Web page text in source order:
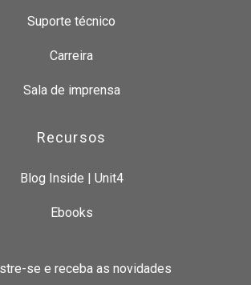
Suporte técnico
Carreira
Sala de imprensa
Recursos
Blog Inside | Unit4
Ebooks
se e receba as novidades